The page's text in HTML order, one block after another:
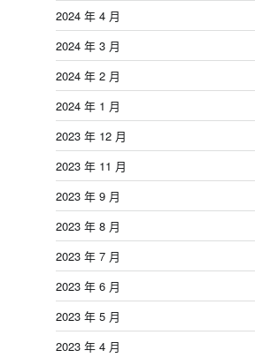
2024 年 4 月
2024 年 3 月
2024 年 2 月
2024 年 1 月
2023 年 12 月
2023 年 11 月
2023 年 9 月
2023 年 8 月
2023 年 7 月
2023 年 6 月
2023 年 5 月
2023 年 4 月